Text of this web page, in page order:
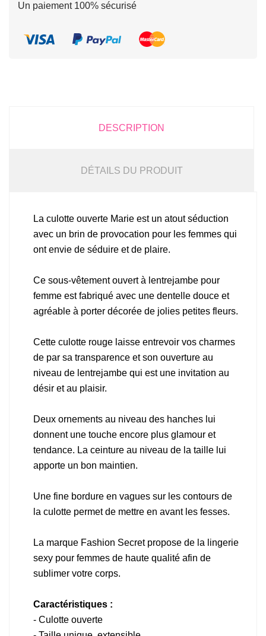
Un paiement 100% sécurisé
DESCRIPTION
DÉTAILS DU PRODUIT
La culotte ouverte Marie est un atout séduction
avec un brin de provocation pour les femmes qui
ont envie de séduire et de plaire.
Ce sous-vêtement ouvert à lentrejambe pour
femme est fabriqué avec une dentelle douce et
agréable à porter décorée de jolies petites fleurs.
Cette culotte rouge laisse entrevoir vos charmes
de par sa transparence et son ouverture au
niveau de lentrejambe qui est une invitation au
désir et au plaisir.
Deux ornements au niveau des hanches lui
donnent une touche encore plus glamour et
tendance. La ceinture au niveau de la taille lui
apporte un bon maintien.
Une fine bordure en vagues sur les contours de
la culotte permet de mettre en avant les fesses.
La marque Fashion Secret propose de la lingerie
sexy pour femmes de haute qualité afin de
sublimer votre corps.
Caractéristiques :
- Culotte ouverte